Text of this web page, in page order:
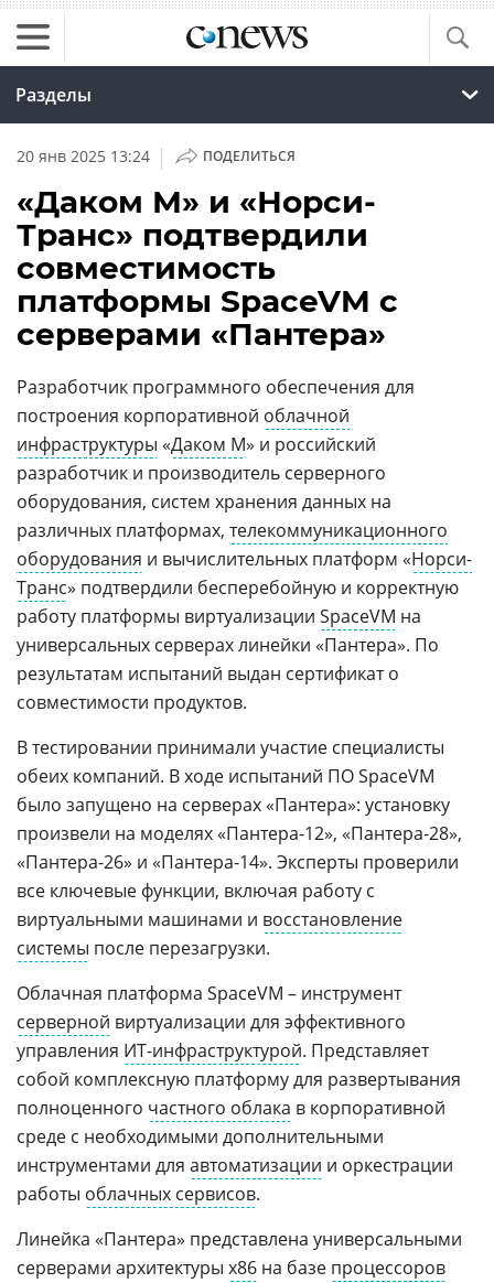
Разделы
20 янв 2025 13:24 | ПОДЕЛИТЬСЯ
«Даком М» и «Норси-
Транс» подтвердили
совместимость
платформы SpaceVM с
серверами «Пантера»
Разработчик программного обеспечения для
построения корпоративной облачной
инфраструктуры «Даком М» и российский
разработчик и производитель серверного
оборудования, систем хранения данных на
различных платформах, телекоммуникационного
оборудования и вычислительных платформ «Норси-
Транс» подтвердили бесперебойную и корректную
работу платформы виртуализации SpaceVM на
универсальных серверах линейки «Пантера». По
результатам испытаний выдан сертификат о
совместимости продуктов.
В тестировании принимали участие специалисты
обеих компаний. В ходе испытаний ПО SpaceVM
было запущено на серверах «Пантера»: установку
произвели на моделях «Пантера-12», «Пантера-28»,
«Пантера-26» и «Пантера-14». Эксперты проверили
все ключевые функции, включая работу с
виртуальными машинами и восстановление
системы после перезагрузки.
Облачная платформа SpaceVM – инструмент
серверной виртуализации для эффективного
управления ИТ-инфраструктурой. Представляет
собой комплексную платформу для развертывания
полноценного частного облака в корпоративной
среде с необходимыми дополнительными
инструментами для автоматизации и оркестрации
работы облачных сервисов.
Линейка «Пантера» представлена универсальными
серверами архитектуры x86 на базе процессоров